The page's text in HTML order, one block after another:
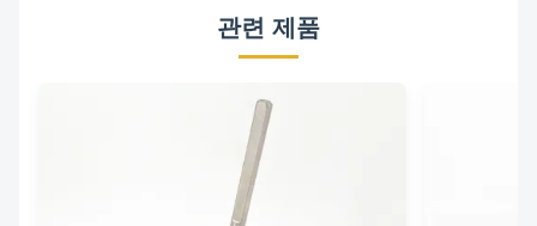
관련 제품